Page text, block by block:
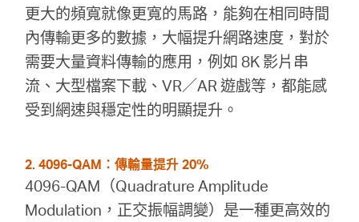
更大的頻寬就像更寬的馬路，能夠在相同時間
內傳輸更多的數據，大幅提升網路速度，對於
需要大量資料傳輸的應用，例如 8K 影片串
流、大型檔案下載、VR／AR 遊戲等，都能感
受到網速與穩定性的明顯提升。
2. 4096-QAM：傳輸量提升 20%
4096-QAM（Quadrature Amplitude
Modulation，正交振幅調變）是一種更高效的